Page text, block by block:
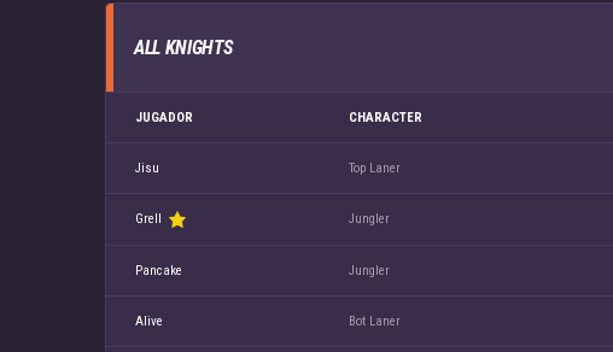
ALL KNIGHTS
JUGADOR CHARACTER
Jisu Top Laner
Grell Jungler
Pancake Jungler
Alive Bot Laner